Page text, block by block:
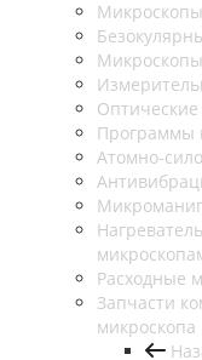
Программы
Атомно-
Расходные
Запчасти
микроскопа